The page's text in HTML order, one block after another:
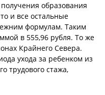
образования
и все остальные
формулам. Таким
в 555,96 рубля. То же
Крайнего Севера.
ухода за ребенком из
трудового стажа,